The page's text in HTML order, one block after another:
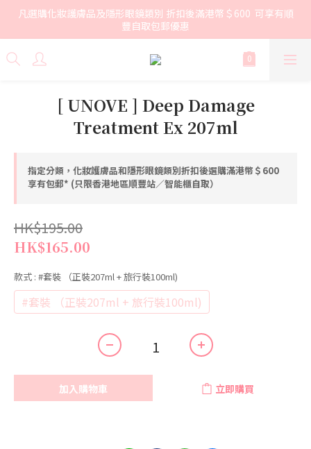
凡選購化妝護膚品及隱形眼鏡類別 折扣後滿港幣＄600  可享有順
豐自取包郵優惠
[ UNOVE ] Deep Damage
Treatment Ex 207ml
指定分類，化妝護膚品和隱形眼鏡類別折扣後選購滿港幣＄600
享有包郵* (只限香港地區順豐站／智能櫃自取）
HK$195.00
HK$165.00
款式 : #套裝 （正裝207ml + 旅行裝100ml)
#套裝 （正裝207ml + 旅行裝100ml)
加入購物車 立即購買